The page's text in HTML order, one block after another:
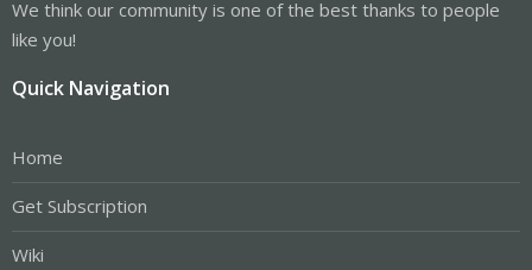
We think our community is one of the best thanks to people
like you!
Quick Navigation
Home
Get Subscription
Wiki